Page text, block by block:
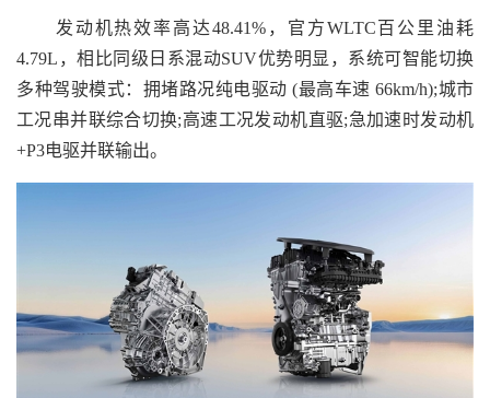
发动机热效率高达48.41%，官方WLTC百公里油耗
4.79L，相比同级日系混动SUV优势明显，系统可智能切换
多种驾驶模式：拥堵路况纯电驱动 (最高车速 66km/h);城市
工况串并联综合切换;高速工况发动机直驱;急加速时发动机
+P3电驱并联输出。